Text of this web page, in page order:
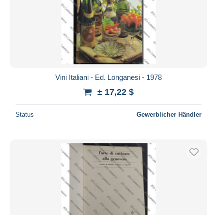
Vini Italiani - Ed. Longanesi - 1978
± 17,22 $
Status Gewerblicher Händler